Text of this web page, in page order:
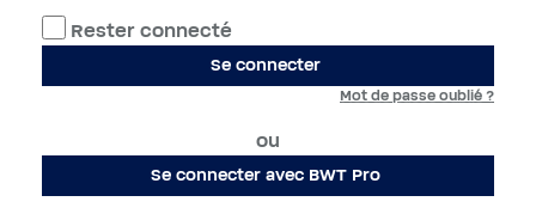
Rester connecté
Se connecter
Mot de passe oublié ?
ou
Se connecter avec BWT Pro